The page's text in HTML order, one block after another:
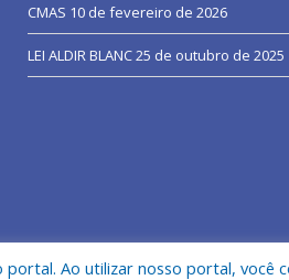
CMAS 10 de fevereiro de 2026
LEI ALDIR BLANC25 de outubro de 2025
Ao utilizar nosso portal, você